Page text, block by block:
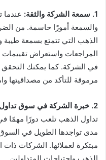
1. سمعة الشركة والثقة:
عندما
والسمعة أمورًا حاسمة. من
الذهب التي تتمتع بسمعة طيبة
المراجعات واستعراض تقييمات
في الشركة. كما يمكنك التحقق
مرموقة للتأكد من مصداقيتها
2. خبرة الشركة في سوق تداول الذهب:
تداول الذهب تلعب دورًا
مدى تواجدها الطويل في
مبتكرة لعملائها. الشركات